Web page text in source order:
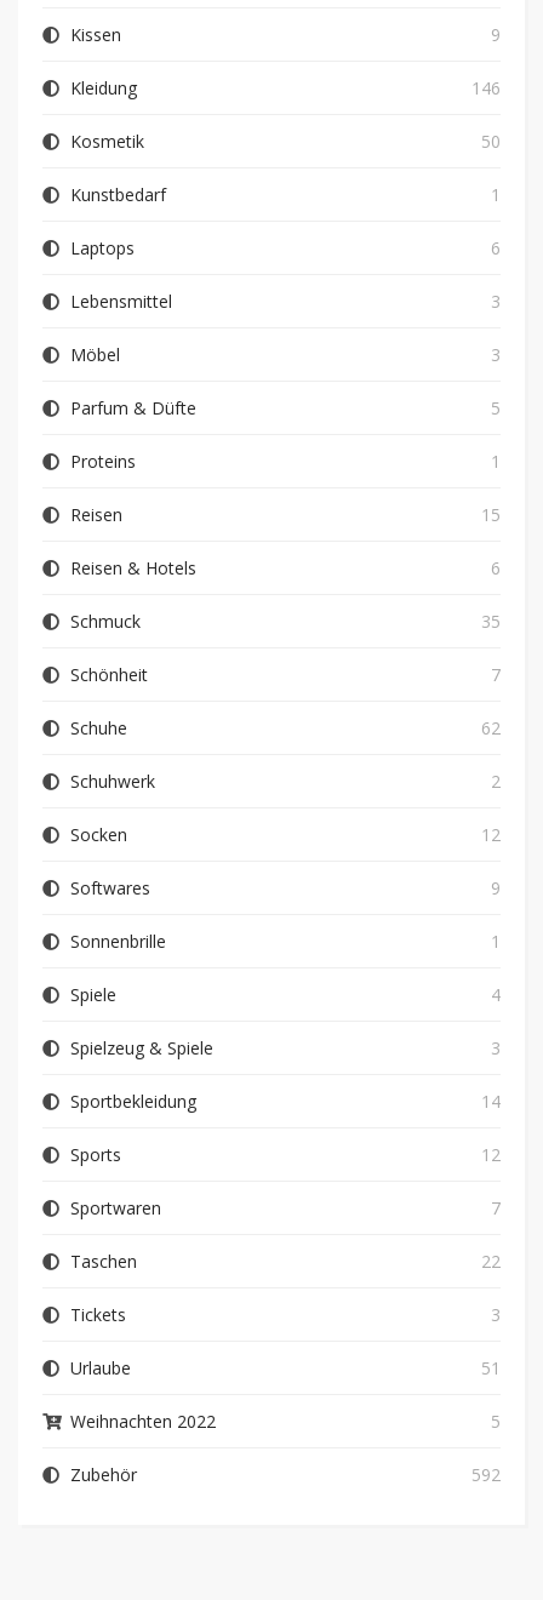
Kissen 9
Kleidung 146
Kosmetik 50
Kunstbedarf 1
Laptops 6
Lebensmittel 3
Möbel 3
Parfum & Düfte 5
Proteins 1
Reisen 15
Reisen & Hotels 6
Schmuck 35
Schönheit 7
Schuhe 62
Schuhwerk 2
Socken 12
Softwares 9
Sonnenbrille 1
Spiele 4
Spielzeug & Spiele 3
Sportbekleidung 14
Sports 12
Sportwaren 7
Taschen 22
Tickets 3
Urlaube 51
Weihnachten 2022 5
Zubehör 592